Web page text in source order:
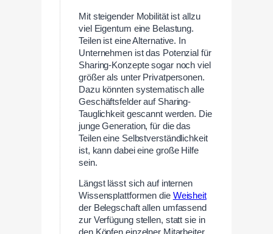
Mit steigender Mobilität ist allzu
viel Eigentum eine Belastung.
Teilen ist eine Alternative. In
Unternehmen ist das Potenzial für
Sharing-Konzepte sogar noch viel
größer als unter Privatpersonen.
Dazu könnten systematisch alle
Geschäftsfelder auf Sharing-
Tauglichkeit gescannt werden. Die
junge Generation, für die das
Teilen eine Selbstverständlichkeit
ist, kann dabei eine große Hilfe
sein.
Längst lässt sich auf internen
Wissensplattformen die Weisheit
der Belegschaft allen umfassend
zur Verfügung stellen, statt sie in